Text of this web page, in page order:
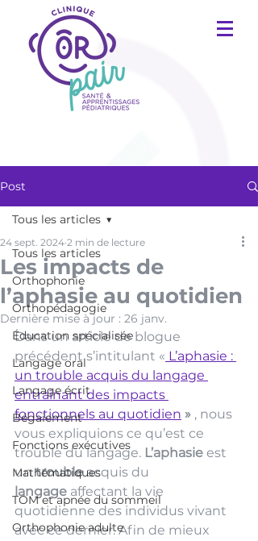
Post
Tous les articles
Orthophonie
Orthopédagogie
Éducation spécialisée
Langage oral
Langage écrit
Bégaiement
Fonctions exécutives
Mathématiques
TOM et apnée du sommeil
Orthophonie adulte
Tous les articles
Les impacts de
l’aphasie au quotidien
24 sept. 2024 2 min de lecture
Dernière mise à jour : 26 janv.
Dans un article de blogue
précédent s’intitulant « L’aphasie :
un trouble acquis du langage
entraînant des impacts
fonctionnels au quotidien » , nous
vous expliquions ce qu’est ce
trouble du langage. L’aphasie est
un trouble acquis du
langage affectant la vie
quotidienne des individus vivant
avec ce dernier. Afin de mieux